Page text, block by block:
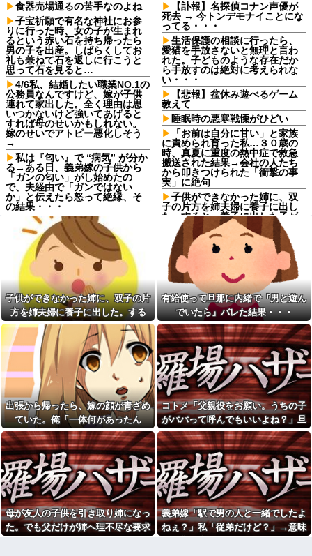
食器売場通るの苦手なのよね
子宝祈願で有名な神社にお参
りに行った時、女の子が生まれ
るという赤い石を持ち帰ったら
男の子を出産。しばらくしてお
礼も兼ねて石を返しに行こうと
思って石を見ると…
4/6私、結婚したい職業NO.1の
公務員なんですけど、嫁が子供
連れて家出した。全く理由は思
いつかないけど強いてあげると
すれば母のせいかもしれない。
嫁のせいでアトピー悪化しそう
→
私は『匂い』で “病気” が分か
る→ある日、義弟嫁の子供から
「ガンの匂い」がし始めたの
で、夫経由で「ガンではない
か」と伝えたら怒って絶縁、そ
の結果・・・
シャウエッセン公式、またこ
ういうのでいい丼をポスト
ダイアンのじゃない方がユー
スケさんになってしまっている
という事実←これ
女「43億円注文して………キ
ャンセルっと！」←こいつの目
的
【画像】愛知の半グレ、怖す
ぎる→御尊顔がこちら…
【驚愕】マチアプで会った外
国人からまさかの『こう』言わ
れたんやがこれワイ詰み
か？？？？？？？
警察「違反ですね」俺「一度
この車から見てくださいよ」→
見通しの悪い交差点で揉めた結
果、まさかの展開に…
ミスドで隣の席の女性二人の
会話が聞こえてきた。その内容
が、旦那と離婚したくてでっち
上げのDV証拠を...
アラフィフ正社員の男性が若
い20代の可愛い女の子以外には
挨拶をしない
私「もう離婚したい」夫「お
前は一生俺のために生きろ」→
話し合いになるはずが恐ろしい
要求を突き付けられて…
【訃報】名探偵コナン声優が
死去 → 今トンデモナイことにな
ってる・・・
生活保護の相談に行ったら、
愛猫を手放さないと無理と言わ
れた。子どものような存在だか
ら手放すのは絶対に考えられな
い・・・
【悲報】盆休み遊べるゲーム
教えて
睡眠時の悪寒戦慄がひどい
「お前は自分に甘い」と家族
に責められ育った私…３０歳の
時、真夏に重度の熱中症で救急
搬送された結果→会社の人たち
から叩きつけられた「衝撃の事
実」に絶句
子供ができなかった姉に、双
子の片方を姉夫婦に養子に出し
た。すると、養子に出した子が
すごく礼儀正しくてビックリ
「お前は自分に甘い」と家族
に責められ育った私…３０歳の
時、真夏に重度の熱中症で救急
搬送された結果→会社の人たち
から叩きつけられた「衝撃の事
実」に絶句
【悔しい】トメ「嫁子のお父
さんそんなに頑張ってるのにボ
ーナスが減ったり大変ねぇ」私
の自慢の父をバカにし始めた→
【結婚式当日に】義妹の不倫
を暴露した私。でも旦那が援助
したいと言い出して…ｗｗｗ
娘は幼稚園児で、娘と仲良し
のお友達には知的障害がありま
す そしてこの知的障害のあるお
子さんが、娘を殴るのです 「も
うあの子と遊ぶな」と娘に言っ
てもいいものでしょうか？
彼の母親と初めて食事した時
に彼母が「私ちゃんは結婚した
ら仕事辞める予定なんですって
ね」と言ってきた
【画像】福原遥さん、意外と
あるｗ他
「今思えばなんであんなに夢
中になったんやろ…」と思うコ
ンテンツ
子供ができなかった姉に、双子の片
方を姉夫婦に養子に出した。する
と、養子に出した子がすごく礼儀正
しくてビックリ
有給使って旦那に内緒で『男と遊ん
でいたら』バレた結果・・・
出張から帰ったら、嫁の顔が青ざめ
ていた。俺「一体何があったん
だ？」嫁「…」→子供たちに話を聞
くと…
コトメ「父親役をお願い。うちの子
がパパって呼んでもいいよね？」旦
那「それは無理」→断った途端に大
騒ぎになり…
母が友人の子供を引き取り姉になっ
た。でも父だけが姉へ理不尽な要求
義弟嫁「駅で男の人と一緒でしたよ
ねぇ？」私「従弟だけど？」→意味